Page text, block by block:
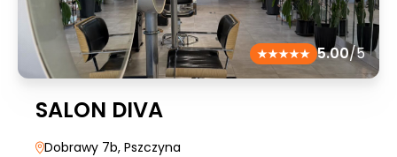
5.00/5
SALON DIVA
Dobrawy 7b, Pszczyna